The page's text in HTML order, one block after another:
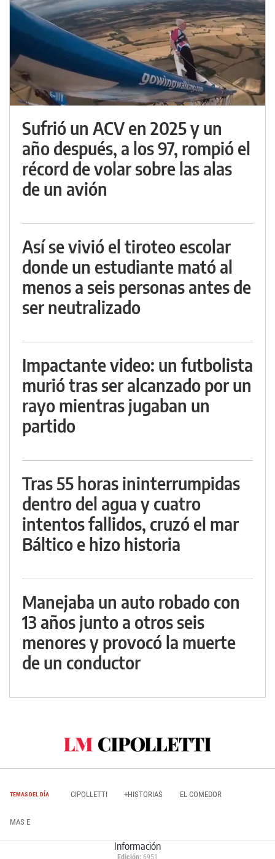
Sufrió un ACV en 2025 y un
año después, a los 97, rompió el
récord de volar sobre las alas
de un avión
Así se vivió el tiroteo escolar
donde un estudiante mató al
menos a seis personas antes de
ser neutralizado
Impactante video: un futbolista
murió tras ser alcanzado por un
rayo mientras jugaban un
partido
Tras 55 horas ininterrumpidas
dentro del agua y cuatro
intentos fallidos, cruzó el mar
Báltico e hizo historia
Manejaba un auto robado con
13 años junto a otros seis
menores y provocó la muerte
de un conductor
TEMAS DEL DÍA CIPOLLETTI +HISTORIAS EL COMEDOR
MAS E
Información
Edición: 6951